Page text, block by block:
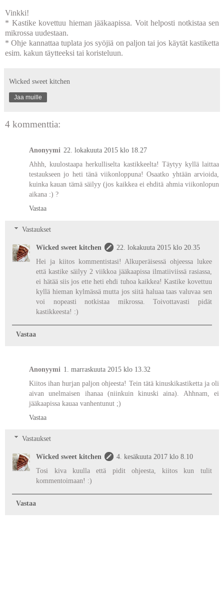
Vinkki!
* Kastike kovettuu hieman jääkaapissa. Voit helposti notkistaa sen
mikrossa uudestaan.
* Ohje kannattaa tuplata jos syöjiä on paljon tai jos käytät kastiketta
esim. kakun täytteeksi tai koristeluun.
Wicked sweet kitchen
Jaa muille
4 kommenttia:
Anonyymi 22. lokakuuta 2015 klo 18.27
Ahhh, kuulostaapa herkulliselta kastikkeelta! Täytyy kyllä laittaa
testaukseen jo heti tänä viikonloppuna! Osaatko yhtään arvioida,
kuinka kauan tämä säilyy (jos kaikkea ei ehditä ahmia viikonlopun
aikana :) ?
Vastaa
Vastaukset
Wicked sweet kitchen
22. lokakuuta 2015 klo 20.35
Hei ja kiitos kommentistasi! Alkuperäisessä ohjeessa lukee
että kastike säilyy 2 viikkoa jääkaapissa ilmatiiviissä rasiassa,
ei hätää siis jos ette heti ehdi tuhoa kaikkea! Kastike kovettuu
kyllä hieman kylmässä mutta jos siitä haluaa taas valuvaa sen
voi nopeasti notkistaa mikrossa. Toivottavasti pidät
kastikkeesta! :)
Vastaa
Anonyymi 1. marraskuuta 2015 klo 13.32
Kiitos ihan hurjan paljon ohjeesta! Tein tätä kinuskikastiketta ja oli
aivan unelmaisen ihanaa (niinkuin kinuski aina). Ahhnam, ei
jääkaapissa kauaa vanhentunut ;)
Vastaa
Vastaukset
Wicked sweet kitchen
4. kesäkuuta 2017 klo 8.10
Tosi kiva kuulla että pidit ohjeesta, kiitos kun tulit
kommentoimaan! :)
Vastaa